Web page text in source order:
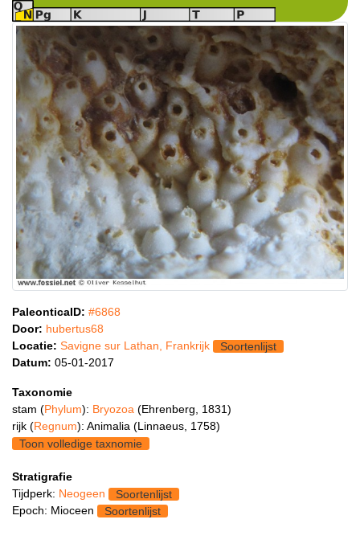
PaleonticaID: #6868
Door: hubertus68
Locatie: Savigne sur Lathan, Frankrijk
Soortenlijst
Datum: 05-01-2017
Taxonomie
stam (Phylum): Bryozoa (Ehrenberg, 1831)
rijk (Regnum): Animalia (Linnaeus, 1758)
Toon volledige taxnomie
Stratigrafie
Tijdperk: Neogeen
Soortenlijst
Epoch: Mioceen
Soortenlijst